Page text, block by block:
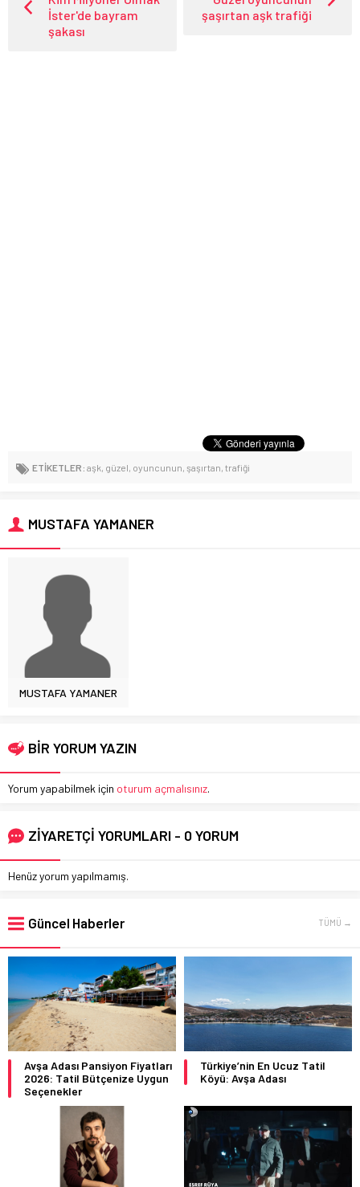
İster'de bayram
şakası
şaşırtan aşk trafiği
ETİKETLER: aşk, güzel, oyuncunun, şaşırtan, trafiği
MUSTAFA YAMANER
MUSTAFA YAMANER
BİR YORUM YAZIN
Yorum yapabilmek için oturum açmalısınız.
ZİYARETÇİ YORUMLARI - 0 YORUM
Henüz yorum yapılmamış.
Güncel Haberler TÜMÜ →
Avşa Adası Pansiyon Fiyatları
2026: Tatil Bütçenize Uygun
Seçenekler
Türkiye’nin En Ucuz Tatil
Köyü: Avşa Adası